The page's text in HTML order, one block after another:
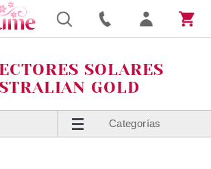
SOLARES
GOLD
Categorías